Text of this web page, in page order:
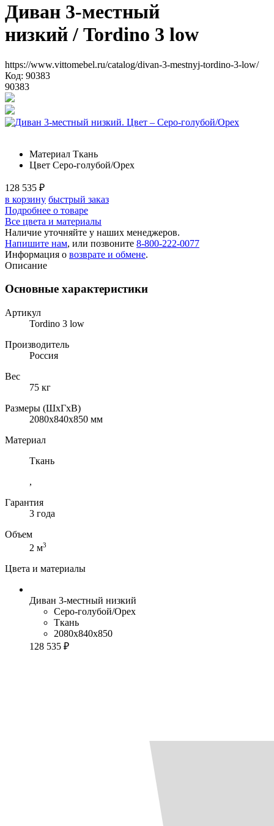
Диван 3-местный
низкий / Tordino 3 low
https://www.vittomebel.ru/catalog/divan-3-mestnyj-tordino-3-low/
Код: 90383
90383
Материал Ткань
Цвет Серо-голубой/Орех
128 535 ₽
в корзину быстрый заказ
Подробнее о товаре
Все цвета и материалы
Наличие уточняйте у наших менеджеров.
Напишите нам, или позвоните 8-800-222-0077
Информация о возврате и обмене.
Описание
Основные характеристики
Артикул
Tordino 3 low
Производитель
Россия
Вес
75 кг
Размеры (ШхГхВ)
2080x840x850 мм
Материал
Ткань
,
Гарантия
3 года
Объем
2 м3
Цвета и материалы
Диван 3-местный низкий
Серо-голубой/Орех
Ткань
2080x840x850
128 535 ₽